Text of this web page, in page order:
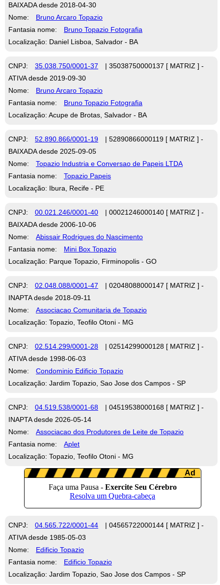
BAIXADA desde 2018-04-30
Nome:
Bruno Arcaro Topazio
Fantasia nome:
Bruno Topazio Fotografia
Localização: Daniel Lisboa, Salvador - BA
CNPJ: 35.038.750/0001-37
| 35038750000137 [ MATRIZ ] -
ATIVA desde 2019-09-30
Nome:
Bruno Arcaro Topazio
Fantasia nome:
Bruno Topazio Fotografia
Localização: Acupe de Brotas, Salvador - BA
CNPJ: 52.890.866/0001-19
| 52890866000119 [ MATRIZ ] -
BAIXADA desde 2025-09-05
Nome:
Topazio Industria e Conversao de Papeis LTDA
Fantasia nome:
Topazio Papeis
Localização: Ibura, Recife - PE
CNPJ: 00.021.246/0001-40
| 00021246000140 [ MATRIZ ] -
BAIXADA desde 2006-10-06
Nome:
Abissair Rodrigues do Nascimento
Fantasia nome:
Mini Box Topazio
Localização: Parque Topazio, Firminopolis - GO
CNPJ: 02.048.088/0001-47
| 02048088000147 [ MATRIZ ] -
INAPTA desde 2018-09-11
Nome:
Associacao Comunitaria de Topazio
Localização: Topazio, Teofilo Otoni - MG
CNPJ: 02.514.299/0001-28
| 02514299000128 [ MATRIZ ] -
ATIVA desde 1998-06-03
Nome:
Condominio Edificio Topazio
Localização: Jardim Topazio, Sao Jose dos Campos - SP
CNPJ: 04.519.538/0001-68
| 04519538000168 [ MATRIZ ] -
INAPTA desde 2026-05-14
Nome:
Associacao dos Produtores de Leite de Topazio
Fantasia nome:
Aplet
Localização: Topazio, Teofilo Otoni - MG
CNPJ: 04.565.722/0001-44
| 04565722000144 [ MATRIZ ] -
ATIVA desde 1985-05-03
Nome:
Edificio Topazio
Fantasia nome:
Edificio Topazio
Localização: Jardim Topazio, Sao Jose dos Campos - SP